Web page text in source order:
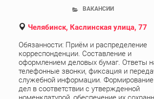
ВАКАНСИИ
Челябинск, Каслинская улица, 77
Обязанности: Приём и распределение
корреспонденции. Составление и
оформлением деловых бумаг. Ответы
телефонные звонки, фиксация и
служебной информации. Формирование
дел в соответствии с утвержденной